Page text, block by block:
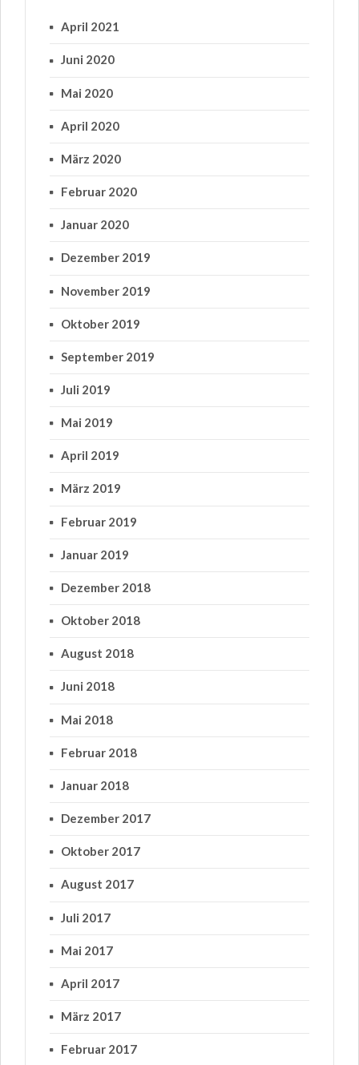
April 2021
Juni 2020
Mai 2020
April 2020
März 2020
Februar 2020
Januar 2020
Dezember 2019
November 2019
Oktober 2019
September 2019
Juli 2019
Mai 2019
April 2019
März 2019
Februar 2019
Januar 2019
Dezember 2018
Oktober 2018
August 2018
Juni 2018
Mai 2018
Februar 2018
Januar 2018
Dezember 2017
Oktober 2017
August 2017
Juli 2017
Mai 2017
April 2017
März 2017
Februar 2017